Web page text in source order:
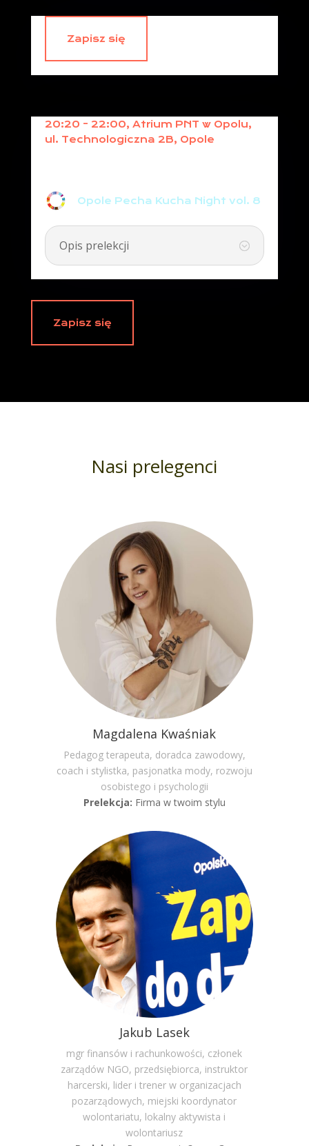
Zapisz się
20:20 - 22:00, Atrium PNT w Opolu,
ul. Technologiczna 2B, Opole
Opole Pecha Kucha Night vol. 8
Opis prelekcji
Zapisz się
Nasi prelegenci
Magdalena Kwaśniak
Pedagog terapeuta, doradca zawodowy,
coach i stylistka, pasjonatka mody, rozwoju
osobistego i psychologii
Prelekcja: Firma w twoim stylu
Jakub Lasek
mgr finansów i rachunkowości, członek
zarządów NGO, przedsiębiorca, instruktor
harcerski, lider i trener w organizacjach
pozarządowych, miejski koordynator
wolontariatu, lokalny aktywista i
wolontariusz